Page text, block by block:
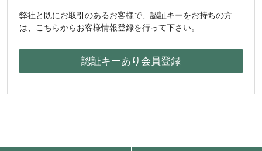
弊社と既にお取引のあるお客様で、認証キーをお持ちの方
は、こちらからお客様情報登録を行って下さい。